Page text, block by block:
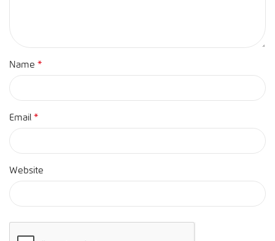
Name *
Email *
Website